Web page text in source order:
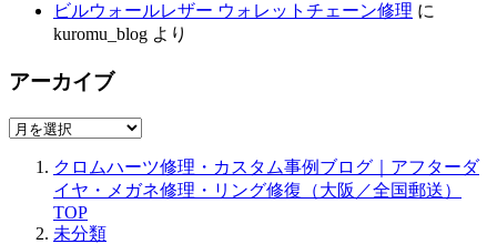
ビルウォールレザー ウォレットチェーン修理 に
kuromu_blog より
アーカイブ
ア
クロムハーツ修理・カスタム事例ブログ｜アフターダ
イヤ・メガネ修理・リング修復（大阪／全国郵送）
TOP
未分類